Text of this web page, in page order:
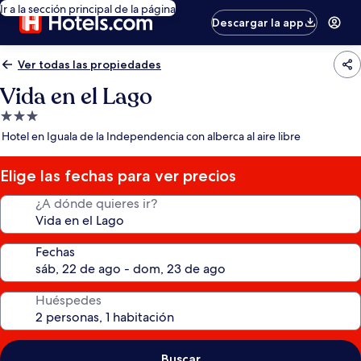
Ir a la sección principal de la página
Descargar la app
Ver todas las propiedades
Vida en el Lago
Propiedad
de
estrellas
Hotel en Iguala de la Independencia con alberca al aire libre
Elige las fechas para ver precios
¿A dónde quieres ir?
Fechas
Huéspedes